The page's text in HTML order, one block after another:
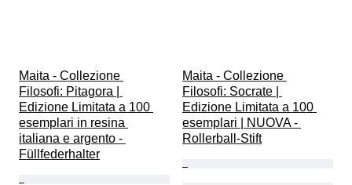
Maita - Collezione
Filosofi: Pitagora |
Edizione Limitata a 100
esemplari in resina
italiana e argento -
Füllfederhalter
Maita - Collezione
Filosofi: Socrate |
Edizione Limitata a 100
esemplari | NUOVA -
Rollerball-Stift